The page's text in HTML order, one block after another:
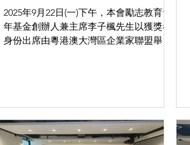
2025年9月22日(一)下午，本會勵志教育青
年基金創辦人兼主席李子楓先生以獲獎者
身份出席由粵港澳大灣區企業家聯盟舉